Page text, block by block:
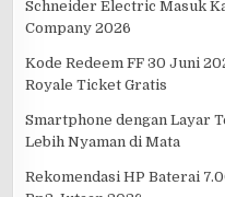
Schneider Electric Masuk
Company 2026
Kode Redeem FF 30 Juni
Royale Ticket Gratis
Smartphone dengan Layar
Lebih Nyaman di Mata
Rekomendasi HP Baterai